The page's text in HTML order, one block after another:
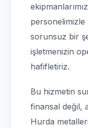
personelimizle
sorunsuz bir
işletmenizin
hafifletiriz.
Bu hizmetin
finansal değil,
Hurda